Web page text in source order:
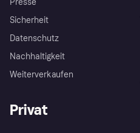
Sicherheit
Datenschutz
Nachhaltigkeit
Weiterverkaufen
Privat